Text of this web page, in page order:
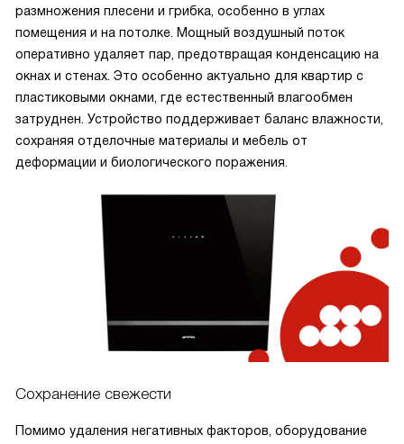
размножения плесени и грибка, особенно в углах
помещения и на потолке. Мощный воздушный поток
оперативно удаляет пар, предотвращая конденсацию на
окнах и стенах. Это особенно актуально для квартир с
пластиковыми окнами, где естественный влагообмен
затруднен. Устройство поддерживает баланс влажности,
сохраняя отделочные материалы и мебель от
деформации и биологического поражения.
Сохранение свежести
Помимо удаления негативных факторов, оборудование